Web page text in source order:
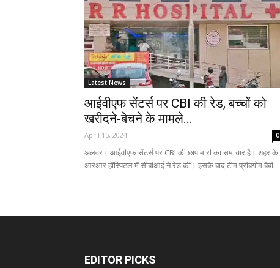
Latest News
आईवीएफ सेंटर्स पर CBI की रेड, बच्चों को
खरीदने-बेचने के मामले...
April 15, 2024 0
अलवर। आईवीएफ सेंटर्स पर CBI की छापामारी का समाचार है। शहर के
आरआर हॉस्पिटल में सीबीआई ने रेड की। इसके बाद टीम प्रीबगोम बेबी...
EDITOR PICKS